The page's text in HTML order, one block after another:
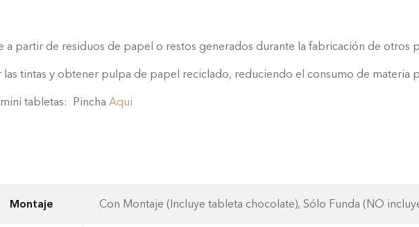
a partir de residuos de papel o restos generados durante la fabricación de otros
las tintas y obtener pulpa de papel reciclado, reduciendo el consumo de materia
tabletas: Pincha Aqui
Montaje Con Montaje (Incluye tableta chocolate), Sólo Funda (NO